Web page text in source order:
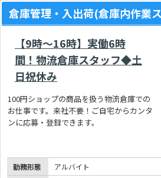
倉庫管理・入出荷(倉庫内作業
【9時～16時】実働6時
間！物流倉庫スタッフ◆土
日祝休み
100円ショップの商品を扱う物流倉庫での
お仕事です。来社不要！ご自宅からカンタ
ンに応募・登録できます。
勤務形態
アルバイト